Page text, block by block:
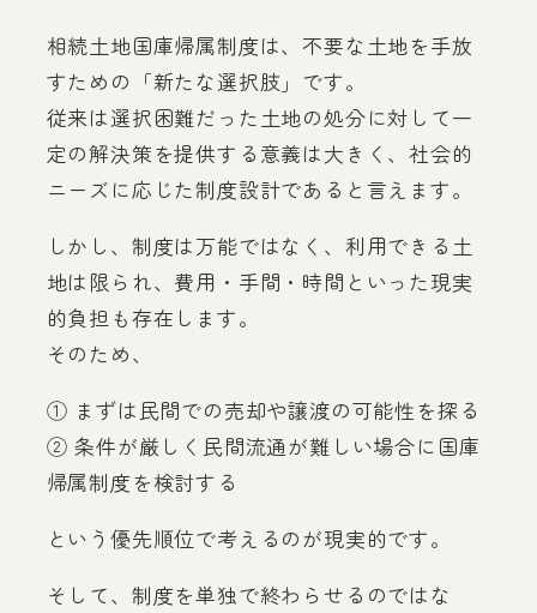
相続土地国庫帰属制度は、不要な土地を手放
すための「新たな選択肢」です。
従来は選択困難だった土地の処分に対して一
定の解決策を提供する意義は大きく、社会的
ニーズに応じた制度設計であると言えます。
しかし、制度は万能ではなく、利用できる土
地は限られ、費用・手間・時間といった現実
的負担も存在します。
そのため、
① まずは民間での売却や譲渡の可能性を探る
② 条件が厳しく民間流通が難しい場合に国庫
帰属制度を検討する
という優先順位で考えるのが現実的です。
そして、制度を単独で終わらせるのではな